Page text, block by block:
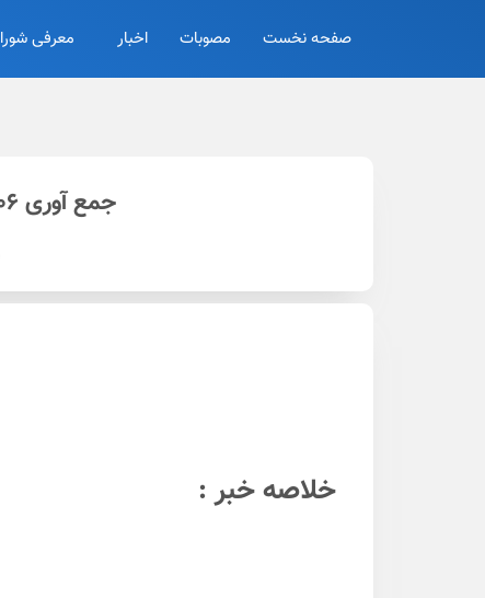
صفحه نخست مصوبات اخبار معرفی شورا
جمع آوری ۳۰۶ #متکدی سال ۱۴۰۲ توسط #شهرداری_اراک قابل تقدیر است اما…
خلاصه خبر :